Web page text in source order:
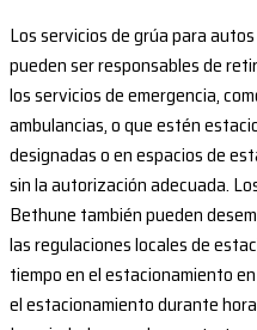
Los servicios de grúa para
pueden ser responsables de
los servicios de emergencia,
ambulancias, o que estén
designadas o en espacios de
sin la autorización adecuada.
Bethune también pueden
las regulaciones locales de
tiempo en el estacionamiento
el estacionamiento durante